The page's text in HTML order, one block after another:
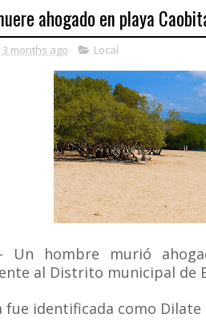
ahogado en playa
3 months ago Local
Un hombre murió
al Distrito municipal de
fue identificada como